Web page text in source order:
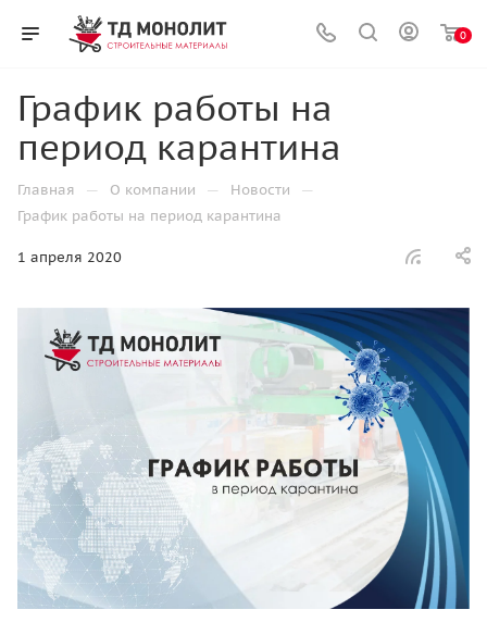
0
График работы на
период карантина
Главная — О компании — Новости —
График работы на период карантина
1 апреля 2020